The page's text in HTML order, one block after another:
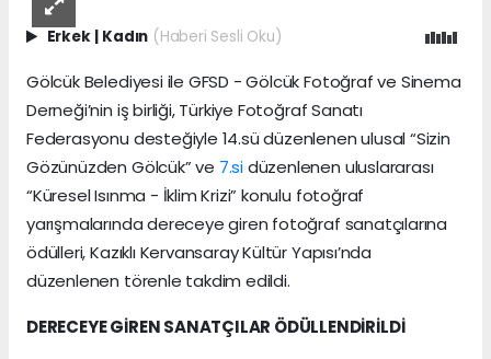
Erkek | Kadın (Haberi Sesli Oku)
Gölcük Belediyesi ile GFSD - Gölcük Fotoğraf ve Sinema
Derneği’nin iş birliği, Türkiye Fotoğraf Sanatı
Federasyonu desteğiyle 14.sü düzenlenen ulusal “Sizin
Gözünüzden Gölcük” ve 7.sidüzenlenen uluslararası
“Küresel Isınma - İklim Krizi” konulu fotoğraf
yarışmalarında dereceye giren fotoğraf sanatçılarına
ödülleri, Kazıklı Kervansaray Kültür Yapısı’nda
düzenlenen törenle takdim edildi.
DERECEYE GİREN SANATÇILAR ÖDÜLLENDİRİLDİ